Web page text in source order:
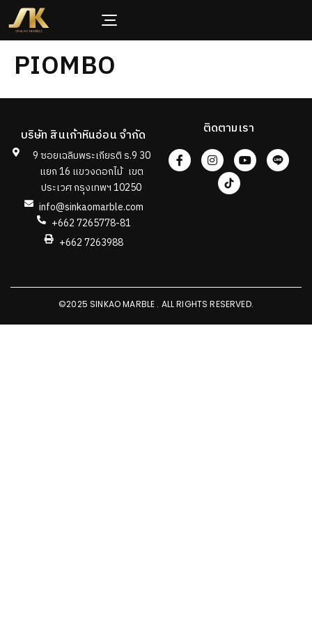
PIOMBO
บริษัท สินเก้าหินอ่อน จำกัด
9 ซอยเฉลิมพระเกียรติ ร.9 30
แยก 16 แขวงดอกไม้ เขต
ประเวศ กรุงเทพฯ 10250
info@sinkaomarble.com
+662 7265778-81
+662 7263988
ติดตามเรา
©2025 SINKAO MARBLE . ALL RIGHTS RESERVED.